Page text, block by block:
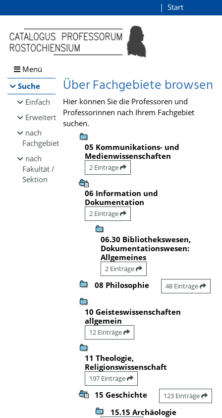
Browsen
direkt zum Inhalt
Start
Menü
Suche
Einfach
Erweitert
nach
Fachgebiet
nach
Fakultät /
Sektion
Über Fachgebiete browsen
Hier können Sie die Professoren und
Professorinnen nach Ihrem Fachgebiet
suchen.
05 Kommunikations- und
Medienwissenschaften
2 Einträge
06 Information und
Dokumentation
2 Einträge
06.30 Bibliothekswesen,
Dokumentationswesen:
Allgemeines
2 Einträge
08 Philosophie 48 Einträge
10 Geisteswissenschaften
allgemein
12 Einträge
11 Theologie,
Religionswissenschaft
197 Einträge
15 Geschichte 123 Einträge
15.15 Archäologie